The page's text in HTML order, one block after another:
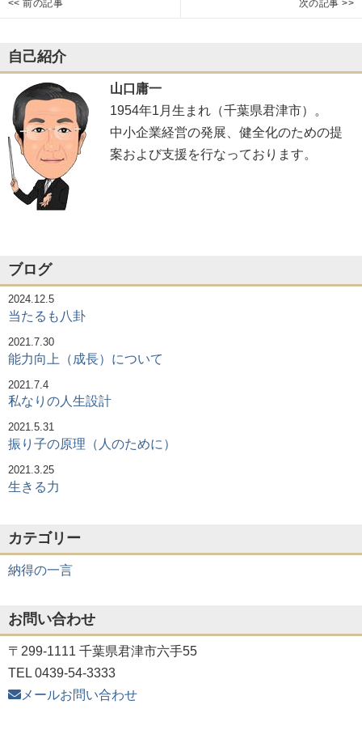
投
稿
ナ
ビ
ゲ
ー
シ
ョ
ン
<< 前の記事
は
捨
つ
る
に
あ
り
モ
ー
グ
セ
ミ
ナ
ー
の
話
か
ら：
0
７/
２
次の記事 >>
ベ
の
向
上
自己紹介
山口庸一
1954年1月生まれ（千葉県君津市）。
中小企業経営の発展、健全化のための提
案および支援を行なっております。
ブログ
当たるも八卦
2024.12.5
能力向上（成長）について
2021.7.30
私なりの人生設計
2021.7.4
振り子の原理（人のために）
2021.5.31
生きる力
2021.3.25
カテゴリー
納得の一言
お問い合わせ
〒299-1111 千葉県君津市六手55
TEL 0439-54-3333
メールお問い合わせ